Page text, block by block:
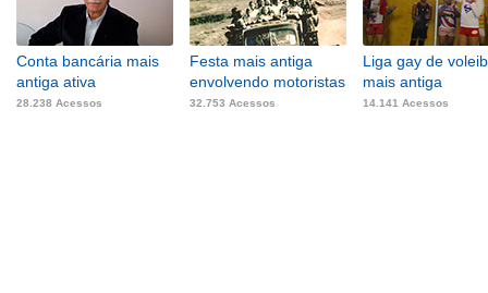
Conta bancária mais
antiga ativa
28.238 Acessos
Festa mais antiga
envolvendo motoristas
32.753 Acessos
Liga gay de
mais antiga
14.141 Acessos